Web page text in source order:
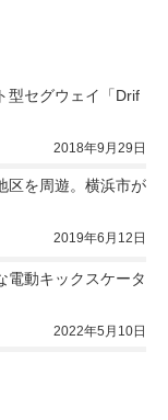
型セグウェイ「Drif
2018年9月29日
区を周遊。横浜市が
2019年6月12日
電動キックスケータ
2022年5月10日